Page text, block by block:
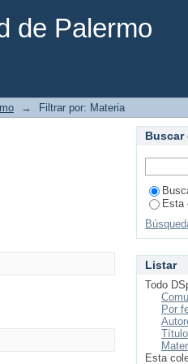
de Palermo
→ Filtrar por: Materia
Buscar
Esta
Listar
Todo
Por
Esta